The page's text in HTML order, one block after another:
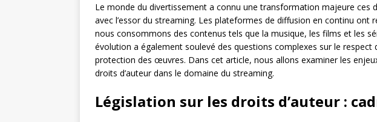
Le monde du divertissement a connu une transformation majeure ces
avec l’essor du streaming. Les plateformes de diffusion en continu ont
nous consommons des contenus tels que la musique, les films et les
évolution a également soulevé des questions complexes sur le respect
protection des œuvres. Dans cet article, nous allons examiner les
droits d’auteur dans le domaine du streaming.
Législation sur les droits d’auteur :